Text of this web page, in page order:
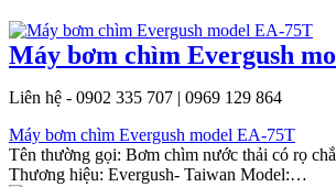
Máy bơm chìm Evergush
Liên hệ - 0902 335 707 | 0969 129 864
Máy bơm chìm Evergush model EA-75T
Tên thường gọi: Bơm chìm nước thải có rọ
Thương hiệu: Evergush- Taiwan Model:…